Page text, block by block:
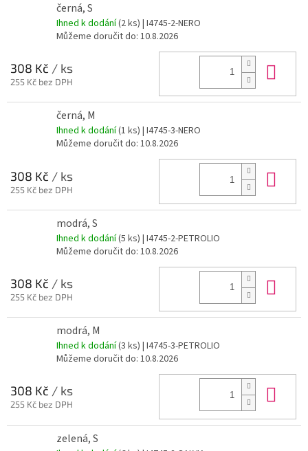
černá, S
Ihned k dodání(2 ks) | I4745-2-NERO
Můžeme doručit do: 10.8.2026
308 Kč / ks
255 Kč bez DPH
černá, M
Ihned k dodání(1 ks) | I4745-3-NERO
Můžeme doručit do: 10.8.2026
308 Kč / ks
255 Kč bez DPH
modrá, S
Ihned k dodání(5 ks) | I4745-2-PETROLIO
Můžeme doručit do: 10.8.2026
308 Kč / ks
255 Kč bez DPH
modrá, M
Ihned k dodání(3 ks) | I4745-3-PETROLIO
Můžeme doručit do: 10.8.2026
308 Kč / ks
255 Kč bez DPH
zelená, S